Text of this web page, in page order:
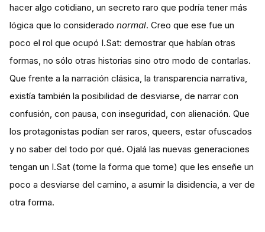
hacer algo cotidiano, un secreto raro que podría tener más
lógica que lo considerado normal. Creo que ese fue un
poco el rol que ocupó I.Sat: demostrar que habían otras
formas, no sólo otras historias sino otro modo de contarlas.
Que frente a la narración clásica, la transparencia narrativa,
existía también la posibilidad de desviarse, de narrar con
confusión, con pausa, con inseguridad, con alienación. Que
los protagonistas podían ser raros, queers, estar ofuscados
y no saber del todo por qué. Ojalá las nuevas generaciones
tengan un I.Sat (tome la forma que tome) que les enseñe un
poco a desviarse del camino, a asumir la disidencia, a ver de
otra forma.